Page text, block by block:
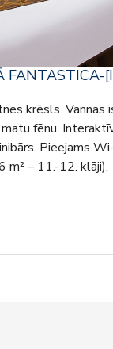
FANTASTICA-
krēsls. Vannas
fēnu.
Pieejams
m² – 11.-12. klāji).